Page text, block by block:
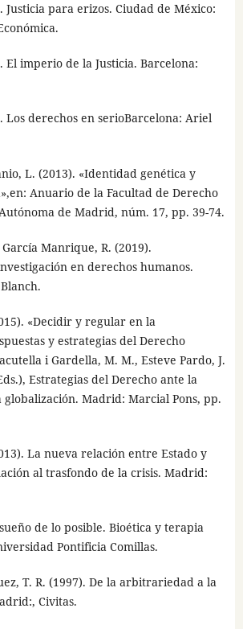
Justicia para erizos. Ciudad de México:
El imperio de la Justicia. Barcelona:
Los derechos en serioBarcelona: Ariel
L. (2013). «Identidad genética y
Anuario de la Facultad de Derecho
de Madrid, núm. 17, pp. 39-74.
García Manrique, R. (2019).
en derechos humanos.
«Decidir y regular en la
y estrategias del Derecho
i Gardella, M. M., Esteve Pardo, J.
Estrategias del Derecho ante la
Madrid: Marcial Pons, pp.
La nueva relación entre Estado y
al trasfondo de la crisis. Madrid:
de lo posible. Bioética y terapia
Pontificia Comillas.
T. R. (1997). De la arbitrariedad a la
Civitas.